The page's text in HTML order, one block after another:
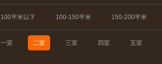
100平米以下 100-150平米 150-200平米
一室 二室 三室 四室 五室